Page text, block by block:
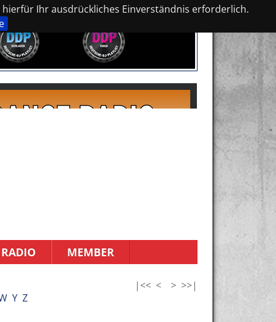
Ihr ausdrückliches Einverständnis erforderlich.
RADIO MEMBER
|<< < > >>|
Y Z